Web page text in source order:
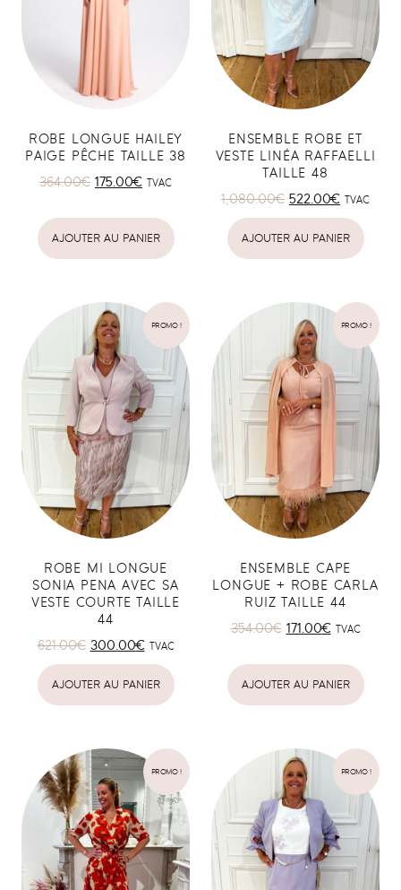
ROBE LONGUE HAILEY
PAIGE PÊCHE TAILLE 38
364.00€ 175.00€ TVAC
AJOUTER AU PANIER
ENSEMBLE ROBE ET
VESTE LINÉA RAFFAELLI
TAILLE 48
1,080.00€ 522.00€ TVAC
AJOUTER AU PANIER
PROMO !
ROBE MI LONGUE
SONIA PENA AVEC SA
VESTE COURTE TAILLE
44
621.00€ 300.00€ TVAC
AJOUTER AU PANIER
PROMO !
ENSEMBLE CAPE
LONGUE + ROBE CARLA
RUIZ TAILLE 44
354.00€ 171.00€ TVAC
AJOUTER AU PANIER
PROMO ! PROMO !